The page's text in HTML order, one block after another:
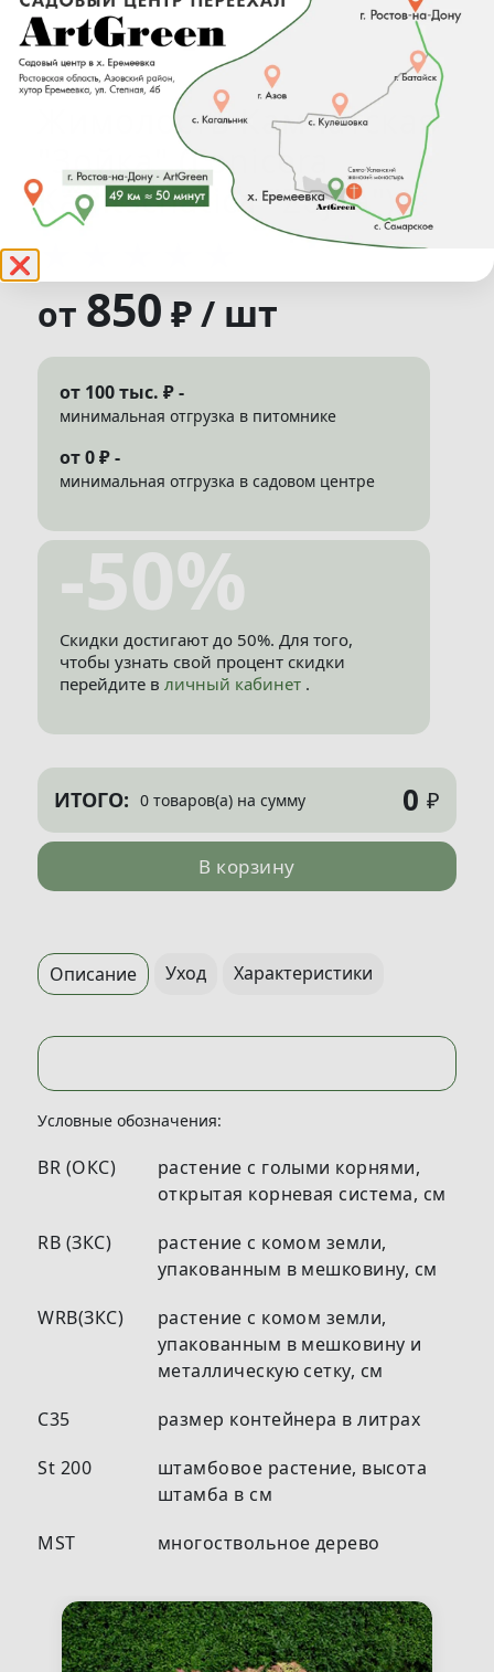
❌
Жимолость Камчатская
"Зойка" (Lonicera
Kamtschatica "Zojka")
★
от 850 ₽ / шт
от 100 тыс. ₽ -
минимальная отгрузка в питомнике
от 0 ₽ -
минимальная отгрузка в садовом центре
-50%
Скидки достигают до 50%. Для того,
чтобы узнать свой процент скидки
перейдите вличный кабинет .
ИТОГО: 0 товаров(а) на сумму 0 ₽
В корзину
Описание Уход Характеристики
Условные обозначения:
BR (ОКС)
растение с голыми корнями,
открытая корневая система, см
RB (ЗКС)
растение с комом земли,
упакованным в мешковину, см
WRB(ЗКС)
растение с комом земли,
упакованным в мешковину и
металлическую сетку, см
С35
размер контейнера в литрах
St 200
штамбовое растение, высота
штамба в см
MST
многоствольное дерево